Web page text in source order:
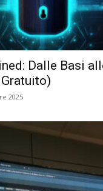
Dalle Basi
2025